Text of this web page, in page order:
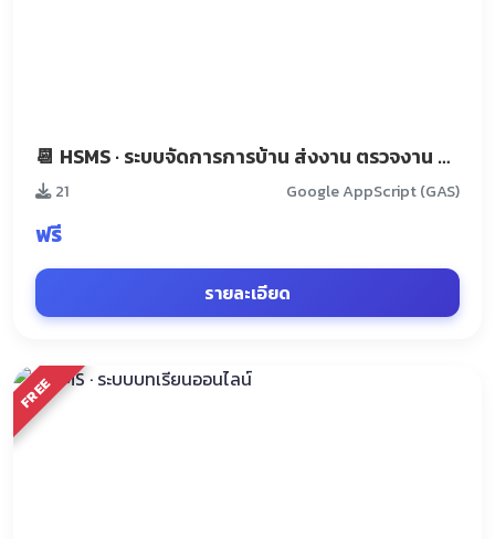
📆 HSMS · ระบบจัดการการบ้าน ส่งงาน ตรวจงาน คะแนน
21 Google AppScript (GAS)
ฟรี
รายละเอียด
FREE